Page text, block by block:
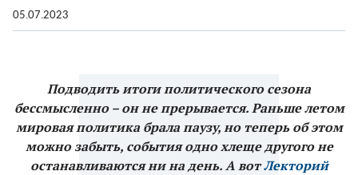
05.07.2023
Подводить итоги политического сезона
бессмысленно – он не прерывается. Раньше летом
мировая политика брала паузу, но теперь об этом
можно забыть, события одно хлеще другого не
останавливаются ни на день. А вотЛекторий